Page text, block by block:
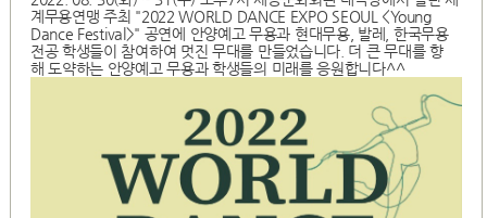
계무용연맹 주최 "2022 WORLD DANCE EXPO SEOUL <Young
Dance Festival>" 공연에 안양예고 무용과 현대무용, 발레, 한국무용
전공 학생들이 참여하여 멋진 무대를 만들었습니다. 더 큰 무대를 향
해 도약하는 안양예고 무용과 학생들의 미래를 응원합니다^^